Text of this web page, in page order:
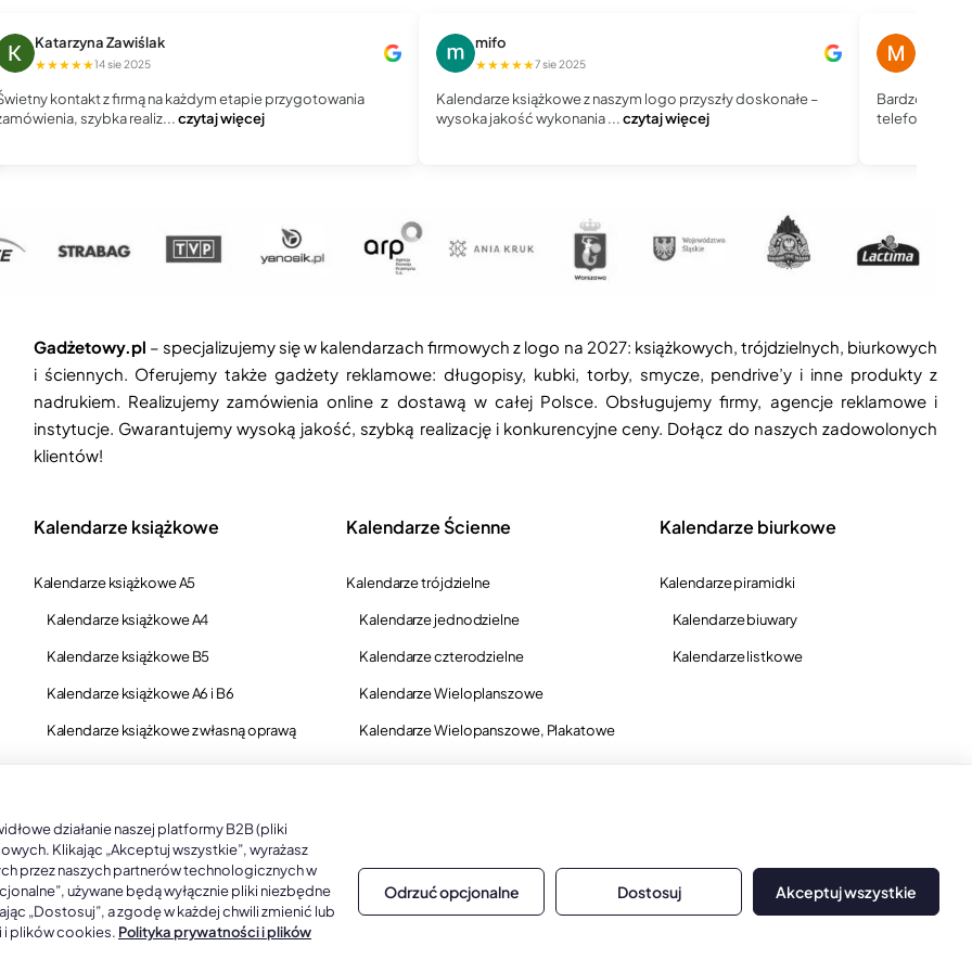
Katarzyna Zawiślak
★★★★★14 sie 2025
Świetny kontakt z firmą na każdym etapie przygotowania
zamówienia, szybka realiz...czytaj więcej
mifo
★★★★★7 sie 2025
Kalendarze książkowe z naszym logo przyszły doskonałe –
wysoka jakość wykonania ...czytaj więcej
Bardzo dobry
telefoniczny,
Gadżetowy.pl – specjalizujemy się w kalendarzach firmowych z logo na 2027: książkowych, trójdzielnych, biurkowych
i ściennych. Oferujemy także gadżety reklamowe: długopisy, kubki, torby, smycze, pendrive’y i inne produkty z
nadrukiem. Realizujemy zamówienia online z dostawą w całej Polsce. Obsługujemy firmy, agencje reklamowe i
instytucje. Gwarantujemy wysoką jakość, szybką realizację i konkurencyjne ceny. Dołącz do naszych zadowolonych
klientów!
Kalendarze książkowe
Kalendarze książkowe A5
Kalendarze książkowe A4
Kalendarze książkowe B5
Kalendarze książkowe A6 i B6
Kalendarze książkowe z własną oprawą
Kalendarze Ścienne
Kalendarze trójdzielne
Kalendarze jednodzielne
Kalendarze czterodzielne
Kalendarze Wieloplanszowe
Kalendarze Wielopanszowe, Plakatowe
Kalendarze biurkowe
Kalendarze piramidki
Kalendarze biuwary
Kalendarze listkowe
hurtowej B2B
działanie naszej platformy B2B (pliki
Klikając „Akceptuj wszystkie”, wyrażasz
przez naszych partnerów technologicznych w
używane będą wyłącznie pliki niezbędne
„Dostosuj”, a zgodę w każdej chwili zmienić lub
i plików cookies. Polityka prywatności i plików
Odrzuć opcjonalne Dostosuj Akceptuj wszystkie